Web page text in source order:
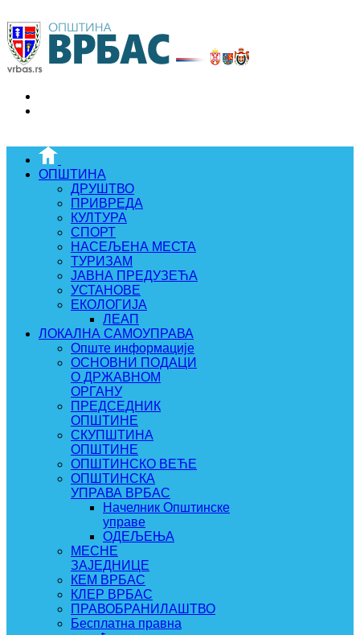
ОПШТИНА
ДРУШТВО
ПРИВРЕДА
КУЛТУРА
СПОРТ
НАСЕЉЕНА МЕСТА
ТУРИЗАМ
ЈАВНА ПРЕДУЗЕЋА
УСТАНОВЕ
ЕКОЛОГИЈА
ЛЕАП
ЛОКАЛНА САМОУПРАВА
Опште информације
ОСНОВНИ ПОДАЦИ
О ДРЖАВНОМ
ОРГАНУ
ПРЕДСЕДНИК
ОПШТИНЕ
СКУПШТИНА
ОПШТИНЕ
ОПШТИНСКО ВЕЋЕ
ОПШТИНСКА
УПРАВА ВРБАС
Начелник Општинске
управе
ОДЕЉЕЊА
МЕСНЕ
ЗАЈЕДНИЦЕ
КЕМ ВРБАС
КЛЕР ВРБАС
ПРАВОБРАНИЛАШТВО
Бесплатна правна